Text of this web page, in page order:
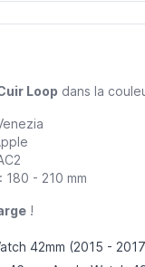
Loop dans la
- 210 mm
!
42mm (2015 -